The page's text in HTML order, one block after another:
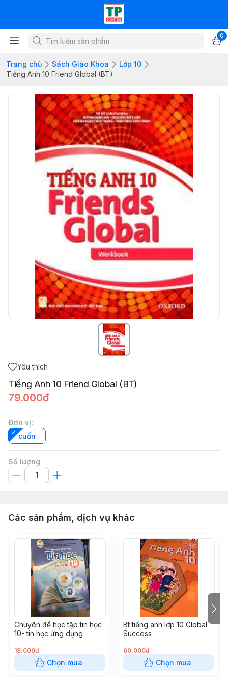
0
Trang chủ Sách Giáo Khoa
Lớp 10
Tiếng Anh 10 Friend Global (BT)
Yêu thích
Tiếng Anh 10 Friend Global (BT)
79.000đ
Đơn vị:
cuốn
Số lượng
Các sản phẩm, dịch vụ khác
Chuyên đề học tập tin học
10- tin học ứng dụng
18.000đ
Chọn mua
Bt tiếng anh lớp 10 Global
Success
60.000đ
Chọn mua